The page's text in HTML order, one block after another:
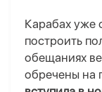
Карабах уже
построить
обещаниях
обречены на